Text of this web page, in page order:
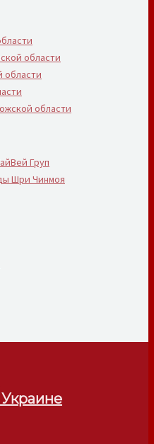
области
области
области
Груп
Шри Чинмоя